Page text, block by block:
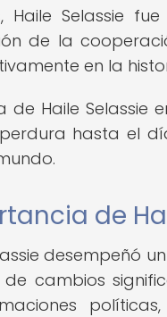
Haile Selassie
de la
en la
de Haile Selassie
hasta el
de
desempeñó
cambios